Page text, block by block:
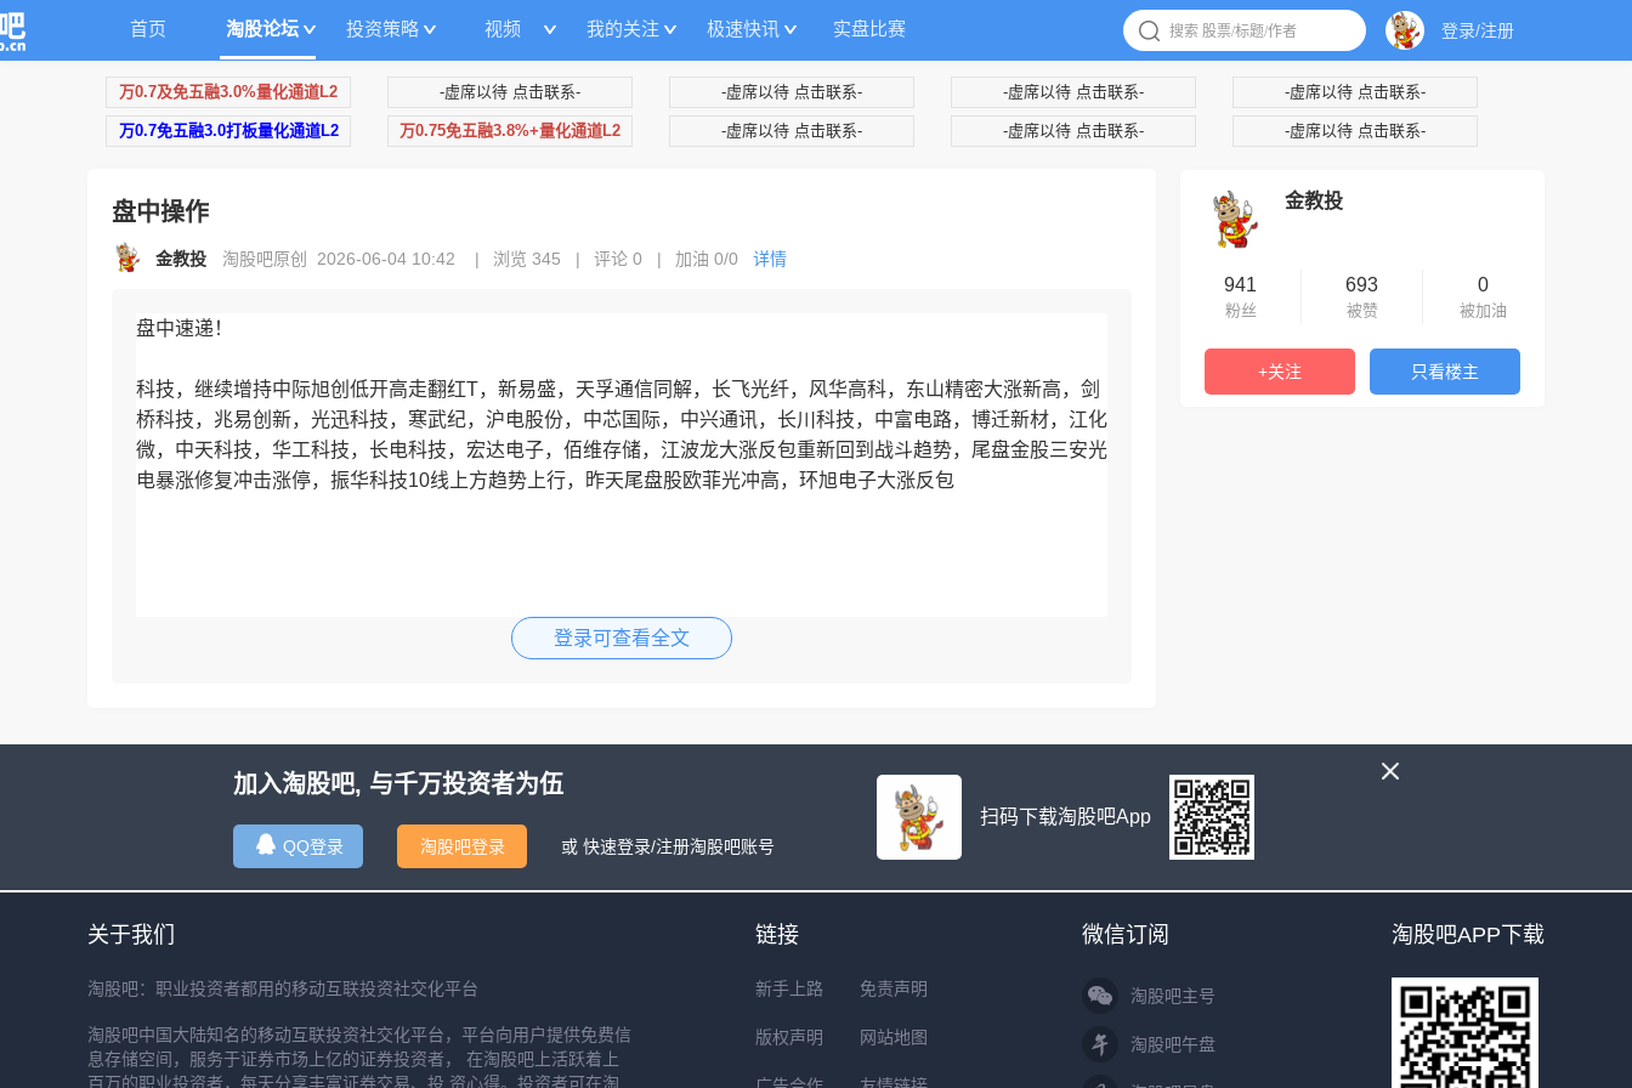
首页 淘股论坛 投资策略 视频 我的关注 极速快讯 实盘比赛 登录/注册
金教投
941
粉丝
693
被赞
0
被加油
+关注 只看楼主
万0.7及免五融3.0%量化通道L2 -虚席以待 点击联系- -虚席以待 点击联系- -虚席以待 点击联系- -虚席以待 点击联系-
万0.7免五融3.0打板量化通道L2 万0.75免五融3.8%+量化通道L2 -虚席以待 点击联系- -虚席以待 点击联系- -虚席以待 点击联系-
盘中操作
金教投 淘股吧原创 2026-06-04 10:42 | 浏览 345 | 评论 0 | 加油 0/0 详情
盘中速递！
科技，继续增持中际旭创低开高走翻红T，新易盛，天孚通信同解，长飞光纤，风华高科，东山精密大涨新高，剑
桥科技，兆易创新，光迅科技，寒武纪，沪电股份，中芯国际，中兴通讯，长川科技，中富电路，博迁新材，江化
微，中天科技，华工科技，长电科技，宏达电子，佰维存储，江波龙大涨反包重新回到战斗趋势，尾盘金股三安光
电暴涨修复冲击涨停，振华科技10线上方趋势上行，昨天尾盘股欧菲光冲高，环旭电子大涨反包
登录可查看全文
加入淘股吧, 与千万投资者为伍
QQ登录 淘股吧登录 或 快速登录/注册淘股吧账号
扫码下载淘股吧App
关于我们
淘股吧：职业投资者都用的移动互联投资社交化平台
淘股吧中国大陆知名的移动互联投资社交化平台，平台向用户提供免费信
息存储空间，服务于证券市场上亿的证券投资者， 在淘股吧上活跃着上
百万的职业投资者，每天分享丰富证券交易、投 资心得。投资者可在淘
链接
新手上路 免责声明
版权声明 网站地图
微信订阅
淘股吧主号
淘股吧午盘
淘股吧APP下载